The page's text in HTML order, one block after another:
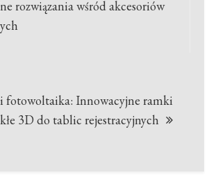
rozwiązania wśród akcesoriów
fotowoltaika: Innowacyjne ramki
3D do tablic rejestracyjnych